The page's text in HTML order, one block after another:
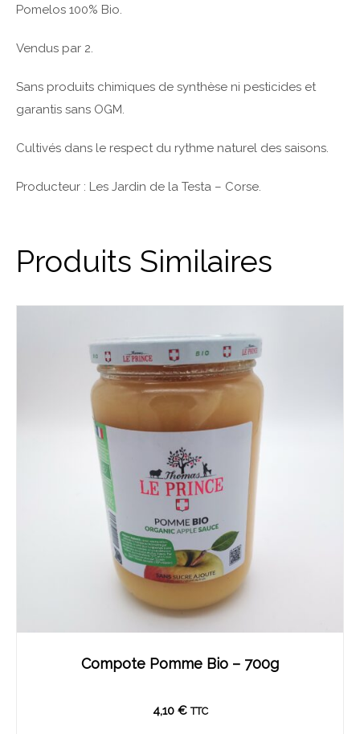
550g)
Pomelos 100% Bio.
Vendus par 2.
Sans produits chimiques de synthèse ni pesticides et
garantis sans OGM.
Cultivés dans le respect du rythme naturel des saisons.
Producteur : Les Jardin de la Testa – Corse.
Produits Similaires
Compote Pomme Bio – 700g
4,10 € TTC